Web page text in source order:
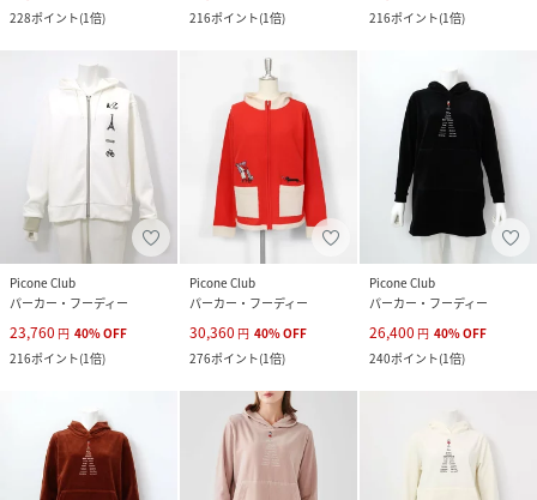
228ポイント(1倍)
216ポイント(1倍)
216ポイント(1倍)
Picone Club
パーカー・フーディー
23,760 円 40%OFF
216ポイント(1倍)
Picone Club
パーカー・フーディー
30,360 円 40%OFF
276ポイント(1倍)
Picone Club
パーカー・フーディー
26,400 円 40%OFF
240ポイント(1倍)